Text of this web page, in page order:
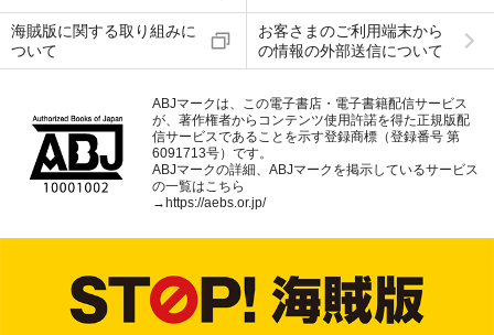
海賊版に関する取り組みに
ついて
お客さまのご利用端末から
の情報の外部送信について
ABJマークは、この電子書店・電子書籍配信サービス
が、著作権者からコンテンツ使用許諾を得た正規版配
信サービスであることを示す登録商標（登録番号 第
6091713号）です。
ABJマークの詳細、ABJマークを掲示しているサービス
の一覧はこちら
→ https://aebs.or.jp/